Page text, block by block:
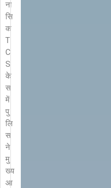
ना
सि
क
T
C
S
के
स
में
पु
लि
स
ने
मु
ख्य
आ